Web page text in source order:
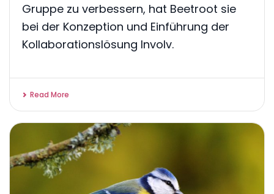
Gruppe zu verbessern, hat Beetroot sie
bei der Konzeption und Einführung der
Kollaborationslösung Involv.
Read More